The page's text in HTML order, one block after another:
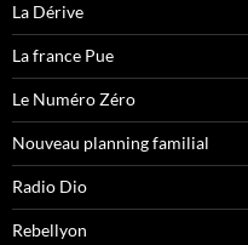
La Dérive
La france Pue
Le Numéro Zéro
Nouveau planning familial
Radio Dio
Rebellyon